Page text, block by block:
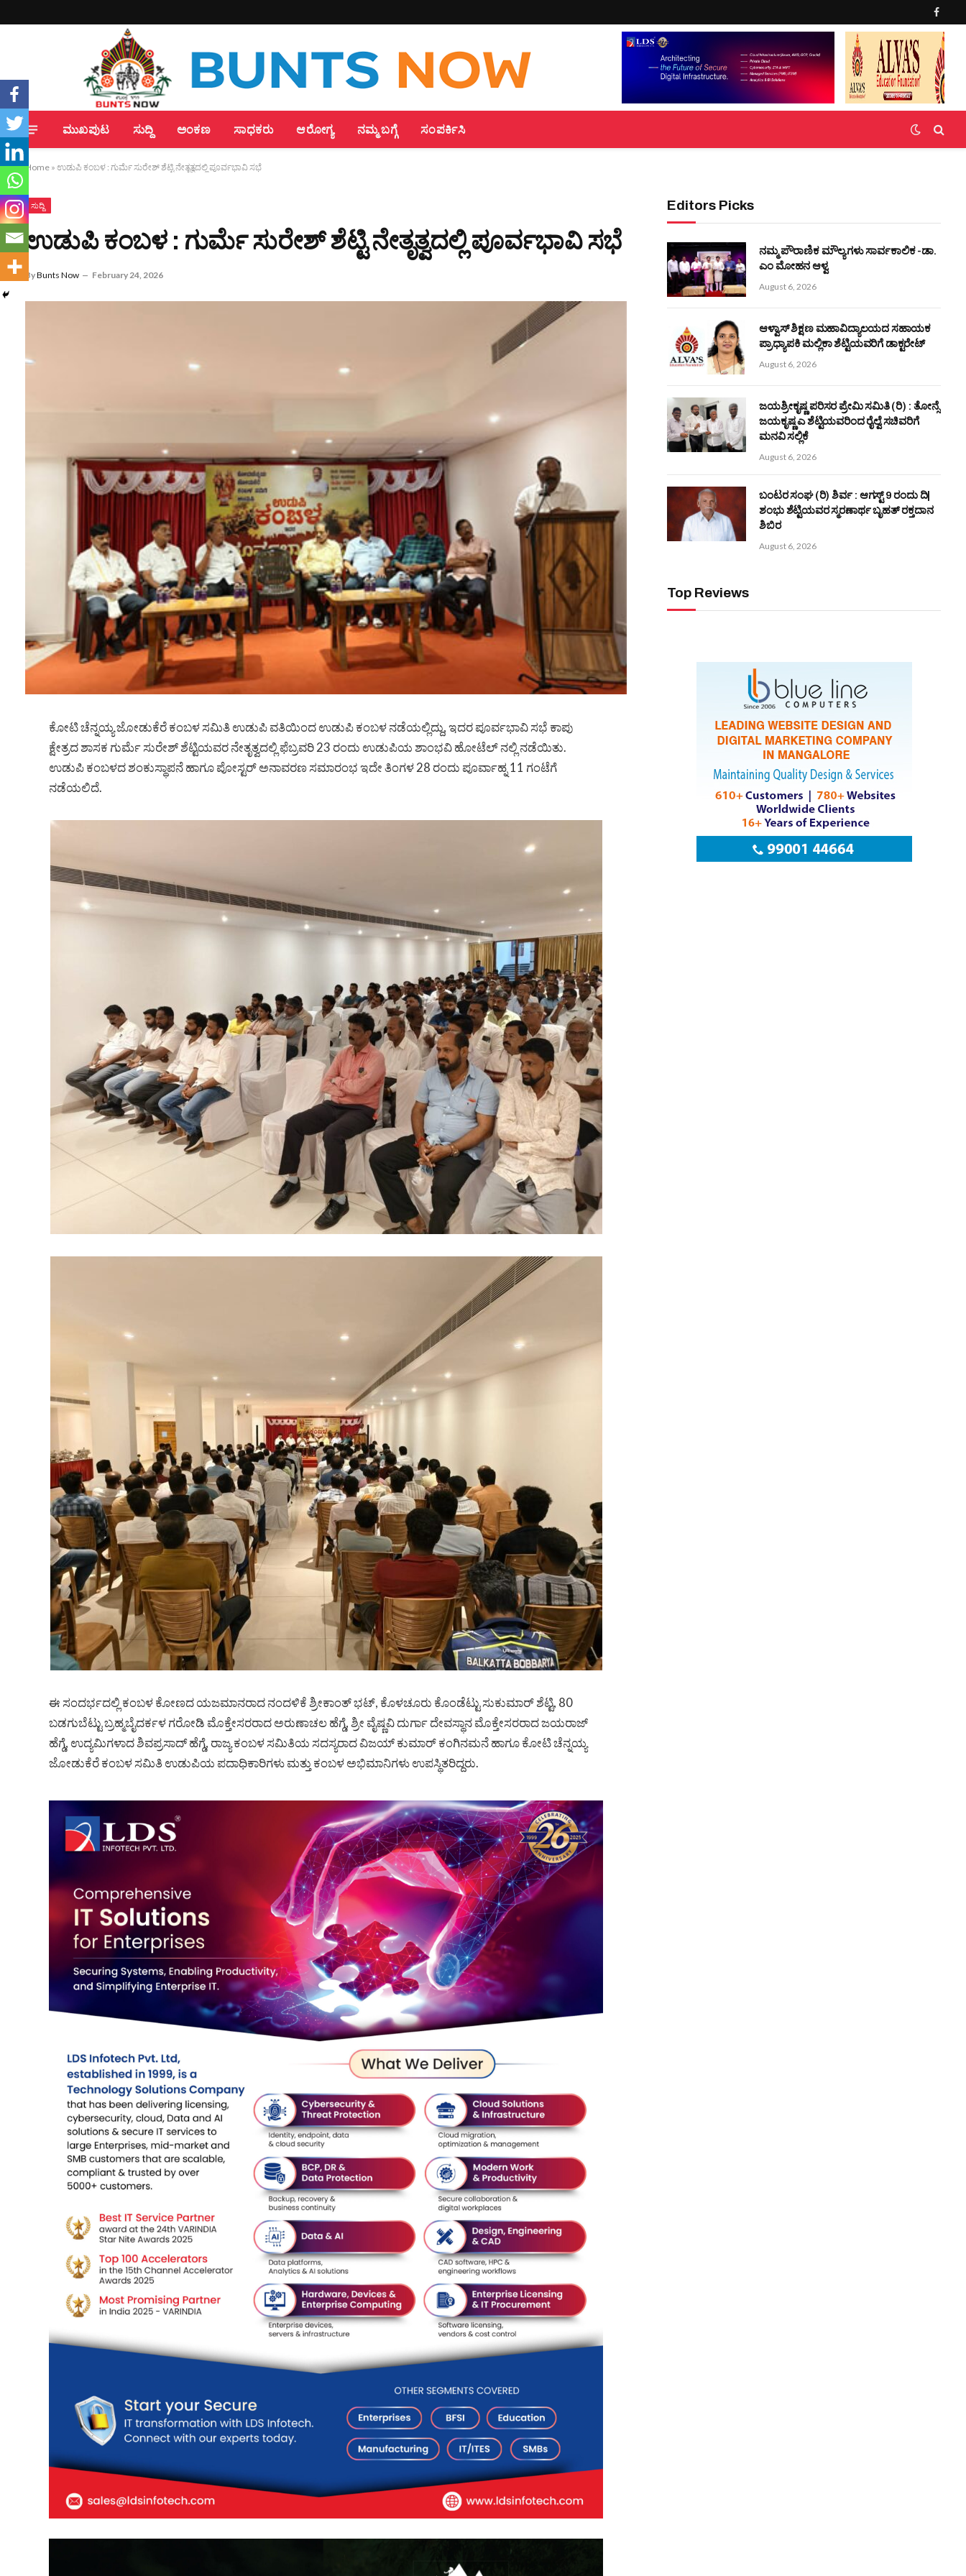
ಮುಖಪುಟ ಸುದ್ದಿ ಅಂಕಣ ಸಾಧಕರು ಆರೋಗ್ಯ ನಮ್ಮ ಬಗ್ಗೆ ಸಂಪರ್ಕಿಸಿ
Home » ಉಡುಪಿ ಕಂಬಳ : ಗುರ್ಮೆ ಸುರೇಶ್ ಶೆಟ್ಟಿ ನೇತೃತ್ವದಲ್ಲಿ ಪೂರ್ವಭಾವಿ ಸಭೆ
ಸುದ್ದಿ
ಉಡುಪಿ ಕಂಬಳ : ಗುರ್ಮೆ ಸುರೇಶ್ ಶೆಟ್ಟಿ ನೇತೃತ್ವದಲ್ಲಿ ಪೂರ್ವಭಾವಿ ಸಭೆ
ByBunts Now February 24, 2026
ಕೋಟಿ ಚೆನ್ನಯ್ಯ ಜೋಡುಕೆರೆ ಕಂಬಳ ಸಮಿತಿ ಉಡುಪಿ ವತಿಯಿಂದ ಉಡುಪಿ ಕಂಬಳ ನಡೆಯಲ್ಲಿದ್ದು, ಇದರ ಪೂರ್ವಭಾವಿ ಸಭೆ ಕಾಪು
ಕ್ಷೇತ್ರದ ಶಾಸಕ ಗುರ್ಮೆ ಸುರೇಶ್ ಶೆಟ್ಟಿಯವರ ನೇತೃತ್ವದಲ್ಲಿ ಫೆಬ್ರವರಿ 23 ರಂದು ಉಡುಪಿಯ ಶಾಂಭವಿ ಹೋಟೆಲ್ ನಲ್ಲಿ ನಡೆಯಿತು.
ಉಡುಪಿ ಕಂಬಳದ ಶಂಕುಸ್ಥಾಪನೆ ಹಾಗೂ ಪೋಸ್ಟರ್ ಅನಾವರಣ ಸಮಾರಂಭ ಇದೇ ತಿಂಗಳ 28 ರಂದು ಪೂರ್ವಾಹ್ನ 11 ಗಂಟೆಗೆ
ನಡೆಯಲಿದೆ.
ಈ ಸಂದರ್ಭದಲ್ಲಿ ಕಂಬಳ ಕೋಣದ ಯಜಮಾನರಾದ ನಂದಳಿಕೆ ಶ್ರೀಕಾಂತ್ ಭಟ್, ಕೊಳಚೂರು ಕೊಂಡೆಟ್ಟು ಸುಕುಮಾರ್ ಶೆಟ್ಟಿ, 80
ಬಡಗುಬೆಟ್ಟು ಬ್ರಹ್ಮಬೈದರ್ಕಳ ಗರೋಡಿ ಮೊಕ್ತೇಸರರಾದ ಅರುಣಾಚಲ ಹೆಗ್ಡೆ, ಶ್ರೀ ವೈಷ್ಣವಿ ದುರ್ಗಾ ದೇವಸ್ಥಾನ ಮೊಕ್ತೇಸರರಾದ ಜಯರಾಜ್
ಹೆಗ್ಡೆ, ಉದ್ಯಮಿಗಳಾದ ಶಿವಪ್ರಸಾದ್ ಹೆಗ್ಡೆ, ರಾಜ್ಯ ಕಂಬಳ ಸಮಿತಿಯ ಸದಸ್ಯರಾದ ವಿಜಯ್ ಕುಮಾರ್ ಕಂಗಿನಮನೆ ಹಾಗೂ ಕೋಟಿ ಚೆನ್ನಯ್ಯ
ಜೋಡುಕೆರೆ ಕಂಬಳ ಸಮಿತಿ ಉಡುಪಿಯ ಪದಾಧಿಕಾರಿಗಳು ಮತ್ತು ಕಂಬಳ ಅಭಿಮಾನಿಗಳು ಉಪಸ್ಥಿತರಿದ್ದರು.
Editors Picks
ನಮ್ಮ ಪೌರಾಣಿಕ ಮೌಲ್ಯಗಳು ಸಾರ್ವಕಾಲಿಕ -ಡಾ.
ಎಂ ಮೋಹನ ಆಳ್ವ
August 6, 2026
ಆಳ್ವಾಸ್ ಶಿಕ್ಷಣ ಮಹಾವಿದ್ಯಾಲಯದ ಸಹಾಯಕ
ಪ್ರಾಧ್ಯಾಪಕಿ ಮಲ್ಲಿಕಾ ಶೆಟ್ಟಿಯವರಿಗೆ ಡಾಕ್ಟರೇಟ್
August 6, 2026
ಜಯಶ್ರೀಕೃಷ್ಣ ಪರಿಸರ ಪ್ರೇಮಿ ಸಮಿತಿ (ರಿ) : ತೋನ್ಸೆ
ಜಯಕೃಷ್ಣ ಎ ಶೆಟ್ಟಿಯವರಿಂದ ರೈಲ್ವೆ ಸಚಿವರಿಗೆ
ಮನವಿ ಸಲ್ಲಿಕೆ
August 6, 2026
ಬಂಟರ ಸಂಘ (ರಿ) ಶಿರ್ವ : ಆಗಸ್ಟ್ 9 ರಂದು ದಿ|
ಶಂಭು ಶೆಟ್ಟಿಯವರ ಸ್ಮರಣಾರ್ಥ ಬೃಹತ್ ರಕ್ತದಾನ
ಶಿಬಿರ
August 6, 2026
Top Reviews